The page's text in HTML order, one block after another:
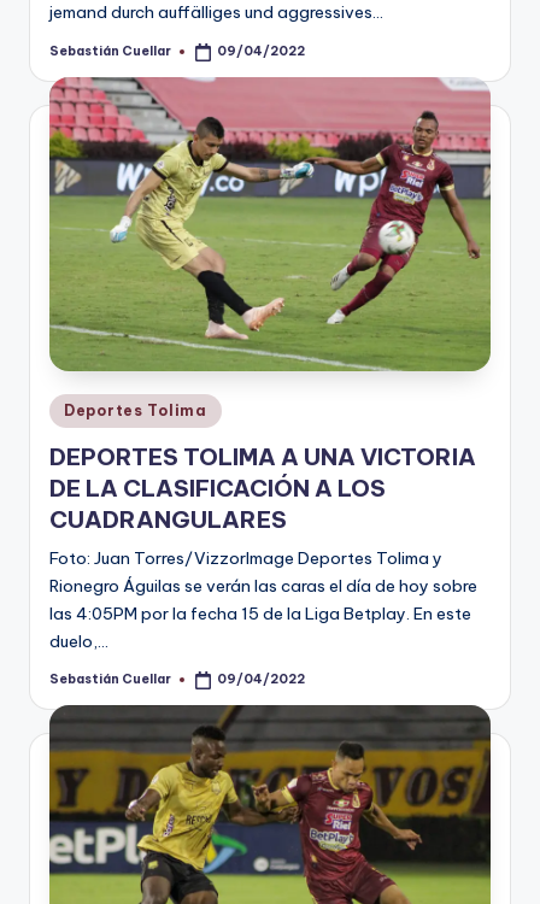
jemand durch auffälliges und aggressives…
Publicado
Sebastián Cuellar 09/04/2022
Publicado
en
Deportes Tolima
DEPORTES TOLIMA A UNA VICTORIA
DE LA CLASIFICACIÓN A LOS
CUADRANGULARES
Foto: Juan Torres/VizzorImage Deportes Tolima y
Rionegro Águilas se verán las caras el día de hoy sobre
las 4:05PM por la fecha 15 de la Liga Betplay. En este
duelo,…
Publicado
Sebastián Cuellar 09/04/2022